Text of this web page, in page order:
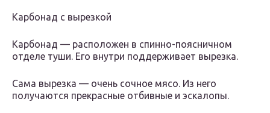
Карбонад с вырезкой
Карбонад — расположен в спинно-поясничном
отделе туши. Его внутри поддерживает вырезка.
Сама вырезка — очень сочное мясо. Из него
получаются прекрасные отбивные и эскалопы.